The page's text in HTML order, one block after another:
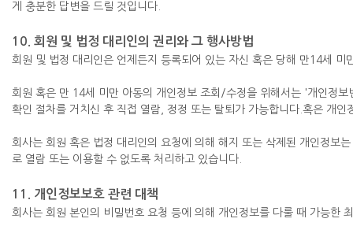
게 충분한 답변을 드릴 것입니다.
10. 회원 및 법정 대리인의 권리와 그 행사방법
회원 및 법정 대리인은 언제든지 등록되어 있는 자신 혹은 당해 만14세
회원 혹은 만 14세 미만 아동의 개인정보 조회/수정을 위해서는 '개인정
확인 절차를 거치신 후 직접 열람, 정정 또는 탈퇴가 가능합니다.혹은 개
회사는 회원 혹은 법정 대리인의 요청에 의해 해지 또는 삭제된 개인정보
로 열람 또는 이용할 수 없도록 처리하고 있습니다.
11. 개인정보보호 관련 대책
회사는 회원 본인의 비밀번호 요청 등에 의해 개인정보를 다룰 때 가능한